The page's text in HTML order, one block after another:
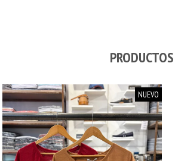
NUEVO